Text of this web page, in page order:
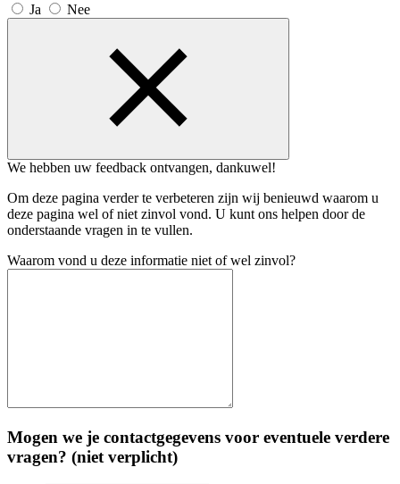
Ja
Nee
We hebben uw feedback ontvangen, dankuwel!
Om deze pagina verder te verbeteren zijn wij benieuwd waarom u
deze pagina wel of niet zinvol vond. U kunt ons helpen door de
onderstaande vragen in te vullen.
Waarom vond u deze informatie niet of wel zinvol?
Mogen we je contactgegevens voor eventuele verdere
vragen? (niet verplicht)